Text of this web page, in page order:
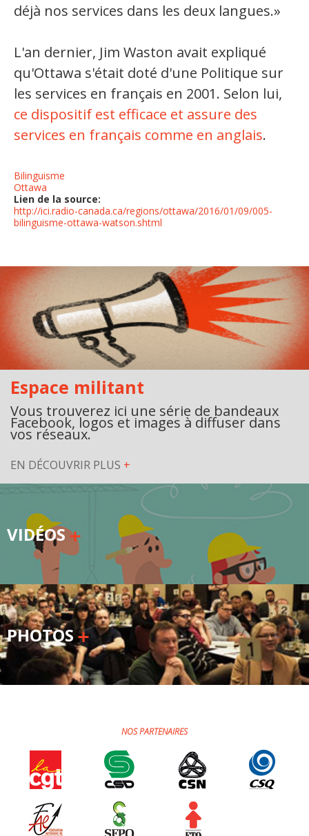
déjà nos services dans les deux langues.»
L'an dernier, Jim Waston avait expliqué
qu'Ottawa s'était doté d'une Politique sur
les services en français en 2001. Selon lui,
ce dispositif est efficace et assure des
services en français comme en anglais.
Bilinguisme
Ottawa
Lien de la source:
http://ici.radio-canada.ca/regions/ottawa/2016/01/09/005-
bilinguisme-ottawa-watson.shtml
Espace militant
Vous trouverez ici une série de bandeaux
Facebook, logos et images à diffuser dans
vos réseaux.
EN DÉCOUVRIR PLUS +
VIDÉOS
PHOTOS
NOS PARTENAIRES